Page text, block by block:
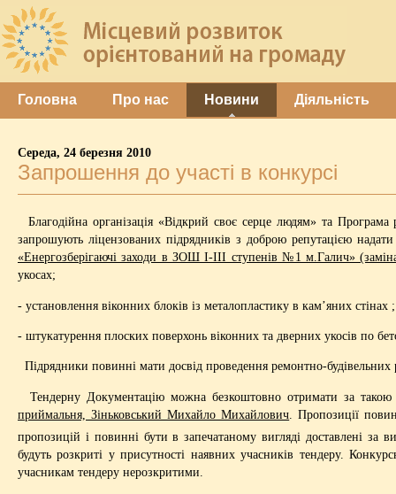
Головна Про нас Новини Діяльність
Середа, 24 березня 2010
Запрошення до участі в конкурсі
Благодійна організація «Відкрий своє серце людям» та
запрошують ліцензованих підрядників з доброю репутацією
«Енергозберігаючі заходи в ЗОШ І-ІІІ ступенів №1 м.Галич»
укосах;
- установлення віконних блоків із металопластику в кам’яних стінах ;
- штукатурення плоских поверхонь віконних та дверних укосів по
Підрядники повинні мати досвід проведення ремонтно-будівельних
Тендерну Документацію можна безкоштовно отримати за
приймальня, Зіньковський Михайло Михайлович . Пропозиції
пропозицій і повинні бути в запечатаному вигляді доставлені за
будуть розкриті у присутності наявних учасників тендеру.
учасникам тендеру нерозкритими.